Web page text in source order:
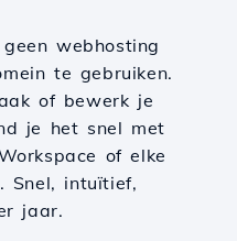
webhosting
te gebruiken.
of bewerk je
je het snel met
of elke
Snel, intuïtief,
jaar.